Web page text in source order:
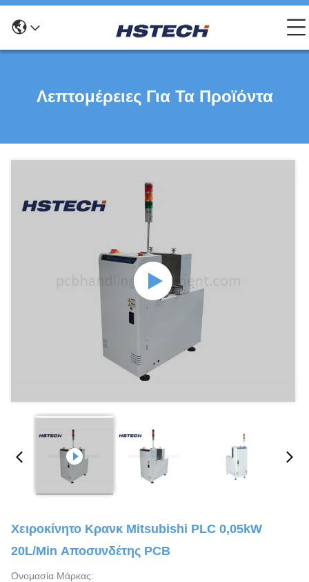
Λεπτομέρειες Για Τα Προϊόντα
Χειροκίνητο Κρανκ Mitsubishi PLC 0,05kW
20L/min Αποσυνδέτης PCB
Ονομασία Μάρκας: